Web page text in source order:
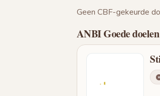
Geen CBF-gekeurde
ANBI Goede doelen